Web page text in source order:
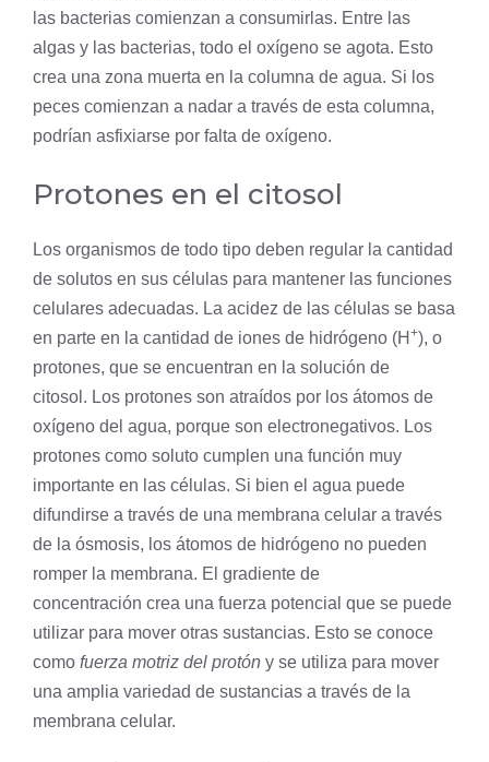
las bacterias comienzan a consumirlas. Entre las
algas y las bacterias, todo el oxígeno se agota. Esto
crea una zona muerta en la columna de agua. Si los
peces comienzan a nadar a través de esta columna,
podrían asfixiarse por falta de oxígeno.
Protones en el citosol
Los organismos de todo tipo deben regular la cantidad
de solutos en sus células para mantener las funciones
celulares adecuadas. La acidez de las células se basa
en parte en la cantidad de iones de hidrógeno (H +), o
protones, que se encuentran en la solución de
citosol. Los protones son atraídos por los átomos de
oxígeno del agua, porque son electronegativos. Los
protones como soluto cumplen una función muy
importante en las células. Si bien el agua puede
difundirse a través de una membrana celular a través
de la ósmosis, los átomos de hidrógeno no pueden
romper la membrana. El gradiente de
concentración crea una fuerza potencial que se puede
utilizar para mover otras sustancias. Esto se conoce
como fuerza motriz del protón y se utiliza para mover
una amplia variedad de sustancias a través de la
membrana celular.